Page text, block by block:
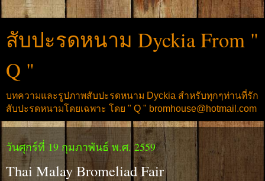
สับปะรดหนาม Dyckia From "
Q "
บทความและรูปภาพสับปะรดหนาม Dyckia สำหรับทุกๆท่านที่รัก
สับปะรดหนามโดยเฉพาะ โดย " Q " bromhouse@hotmail.com
วันศุกร์ที่ 19 กุมภาพันธ์ พ.ศ. 2559
Thai Malay Bromeliad Fair